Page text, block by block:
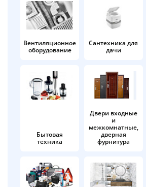
Вентиляционное
оборудование
Сантехника для
дачи
Бытовая
техника
Двери входные
и
межкомнатные,
дверная
фурнитура
по25%каждые 2 недели
Подробнее
об оплате Плайтом
недели
Остались вопросы?
8 800 302-02-51
plait.ru